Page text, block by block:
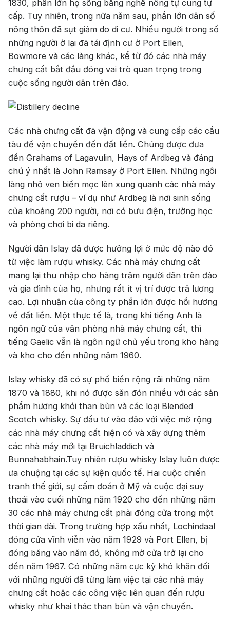
1830, phần lớn họ sống bằng nghề nông tự cung tự
cấp. Tuy nhiên, trong nữa năm sau, phần lớn dân số
nông thôn đã sụt giảm do di cư. Nhiều người trong số
những người ở lại đã tái định cư ở Port Ellen,
Bowmore và các làng khác, kể từ đó các nhà máy
chưng cất bắt đầu đóng vai trò quan trọng trong
cuộc sống người dân trên đảo.
Các nhà chưng cất đã vận động và cung cấp các cầu
tàu để vận chuyển đến đất liền. Chúng được đưa
đến Grahams of Lagavulin, Hays of Ardbeg và đáng
chú ý nhất là John Ramsay ở Port Ellen. Những ngôi
làng nhỏ ven biển mọc lên xung quanh các nhà máy
chưng cất rượu – ví dụ như Ardbeg là nơi sinh sống
của khoảng 200 người, nơi có bưu điện, trường học
và phòng chơi bi da riêng.
Người dân Islay đã được hưởng lợi ở mức độ nào đó
từ việc làm rượu whisky. Các nhà máy chưng cất
mang lại thu nhập cho hàng trăm người dân trên đảo
và gia đình của họ, nhưng rất ít vị trí được trả lương
cao. Lợi nhuận của công ty phần lớn được hồi hương
về đất liền. Một thực tế là, trong khi tiếng Anh là
ngôn ngữ của văn phòng nhà máy chưng cất, thì
tiếng Gaelic vẫn là ngôn ngữ chủ yếu trong kho hàng
và kho cho đến những năm 1960.
Islay whisky đã có sự phổ biến rộng rãi những năm
1870 và 1880, khi nó được săn đón nhiều với các sản
phẩm hương khói than bùn và các loại Blended
Scotch whisky. Sự đầu tư vào đảo với việc mở rộng
các nhà máy chưng cất hiện có và xây dựng thêm
các nhà máy mới tại Bruichladdich và
Bunnahabhain.Tuy nhiên rượu whisky Islay luôn được
ưa chuộng tại các sự kiện quốc tế. Hai cuộc chiến
tranh thế giới, sự cấm đoán ở Mỹ và cuộc đại suy
thoái vào cuối những năm 1920 cho đến những năm
30 các nhà máy chưng cất phải đóng cửa trong một
thời gian dài. Trong trường hợp xấu nhất, Lochindaal
đóng cửa vĩnh viễn vào năm 1929 và Port Ellen, bị
đóng băng vào năm đó, không mở cửa trở lại cho
đến năm 1967. Có những năm cực kỳ khó khăn đối
với những người đã từng làm việc tại các nhà máy
chưng cất hoặc các công việc liên quan đến rượu
whisky như khai thác than bùn và vận chuyển.